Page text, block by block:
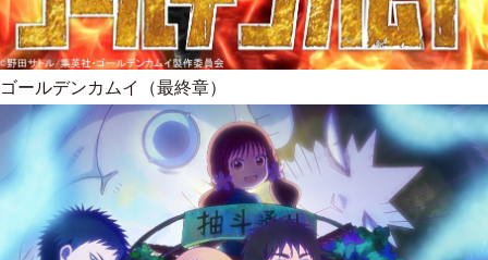
ゴールデンカムイ（最終章）